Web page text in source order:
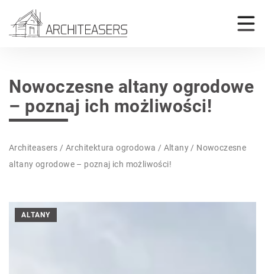
Nowoczesne altany ogrodowe
– poznaj ich możliwości!
Architeasers /Architektura ogrodowa / Altany / Nowoczesne
altany ogrodowe – poznaj ich możliwości!
ALTANY